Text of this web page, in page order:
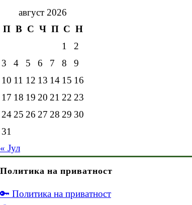
август 2026
П В С Ч П С Н
1
2
3
4 5 6 7 8
9
10 11 12 13 14 15 16
17 18 19 20 21 22 23
24 25 26 27 28 29 30
31
« Јул
Политика на приватност
🔑 Политика на приватност